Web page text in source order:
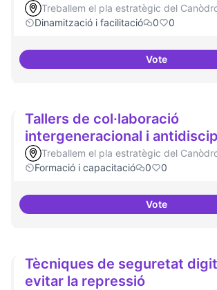
Treballem el pla estratègic del
Dinamització i facilitació
0 0
VoteSuport a
Tallers de col·laboració
intergeneracional i
Treballem el pla estratègic del
Formació i capacitació
0 0
VoteTallers de
Tècniques de seguretat
evitar la repressió